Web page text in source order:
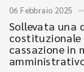
06 Febbraio 2025
Sollevata una
costituzionale
cassazione in